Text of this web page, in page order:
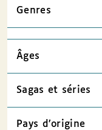
Genres
Âges
Sagas et séries
Pays d’origine